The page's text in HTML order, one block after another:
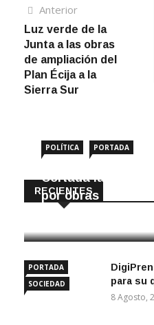
Navegación
de
entradas
AnteriorArtículo
anterior
Luz verde de la
Junta a las obras
de ampliación del
Plan Écija a la
Sierra Sur
RECIENTES
POLÍTICA PORTADA
Cortada la SE-
por obras hasta
PORTADA
SOCIEDAD
para su
8 Agosto,